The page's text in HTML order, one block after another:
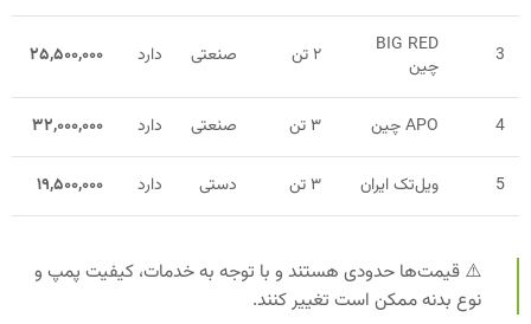
3
BIG RED
چین
۲ تن صنعتی دارد ۲۵,۵۰۰,۰۰۰
4 APO چین ۳ تن صنعتی دارد ۳۲,۰۰۰,۰۰۰
5 ویل‌تک ایران ۳ تن دستی دارد ۱۹,۵۰۰,۰۰۰
⚠️ قیمت‌ها حدودی هستند و با توجه به خدمات، کیفیت پمپ و
نوع بدنه ممکن است تغییر کنند.